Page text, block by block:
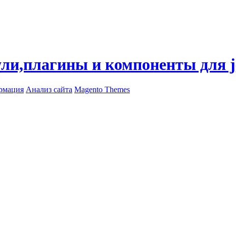
и компоненты для
Анализ сайта Magento Themes